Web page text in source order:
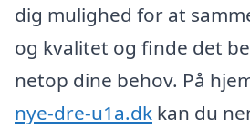
dig mulighed for at
og kvalitet og finde det
netop dine behov. På
nye-dre-u1a.dk kan du